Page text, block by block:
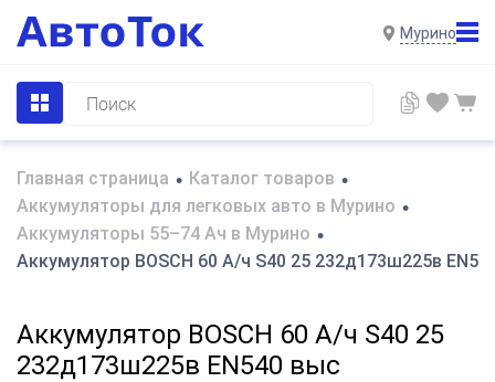
Мурино
Главная страница • Каталог товаров •
Аккумуляторы для легковых авто в Мурино •
Аккумуляторы 55–74 Ач в Мурино •
Аккумулятор BOSCH 60 А/ч S40 25 232д173ш225в
Аккумулятор BOSCH 60 А/ч S40 25
232д173ш225в EN540 выс